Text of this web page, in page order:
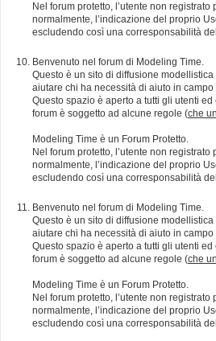
Nel forum protetto, l’utente non
normalmente, l’indicazione del proprio
escludendo così una corresponsabilità
Benvenuto nel forum di Modeling Time.
Questo è un sito di diffusione
aiutare chi ha necessità di aiuto in
Questo spazio è aperto a tutti gli utenti
forum è soggetto ad alcune regole (che
Modeling Time è un Forum Protetto.
Nel forum protetto, l’utente non
normalmente, l’indicazione del proprio
escludendo così una corresponsabilità
Benvenuto nel forum di Modeling Time.
Questo è un sito di diffusione
aiutare chi ha necessità di aiuto in
Questo spazio è aperto a tutti gli utenti
forum è soggetto ad alcune regole (che
Modeling Time è un Forum Protetto.
Nel forum protetto, l’utente non
normalmente, l’indicazione del proprio
escludendo così una corresponsabilità